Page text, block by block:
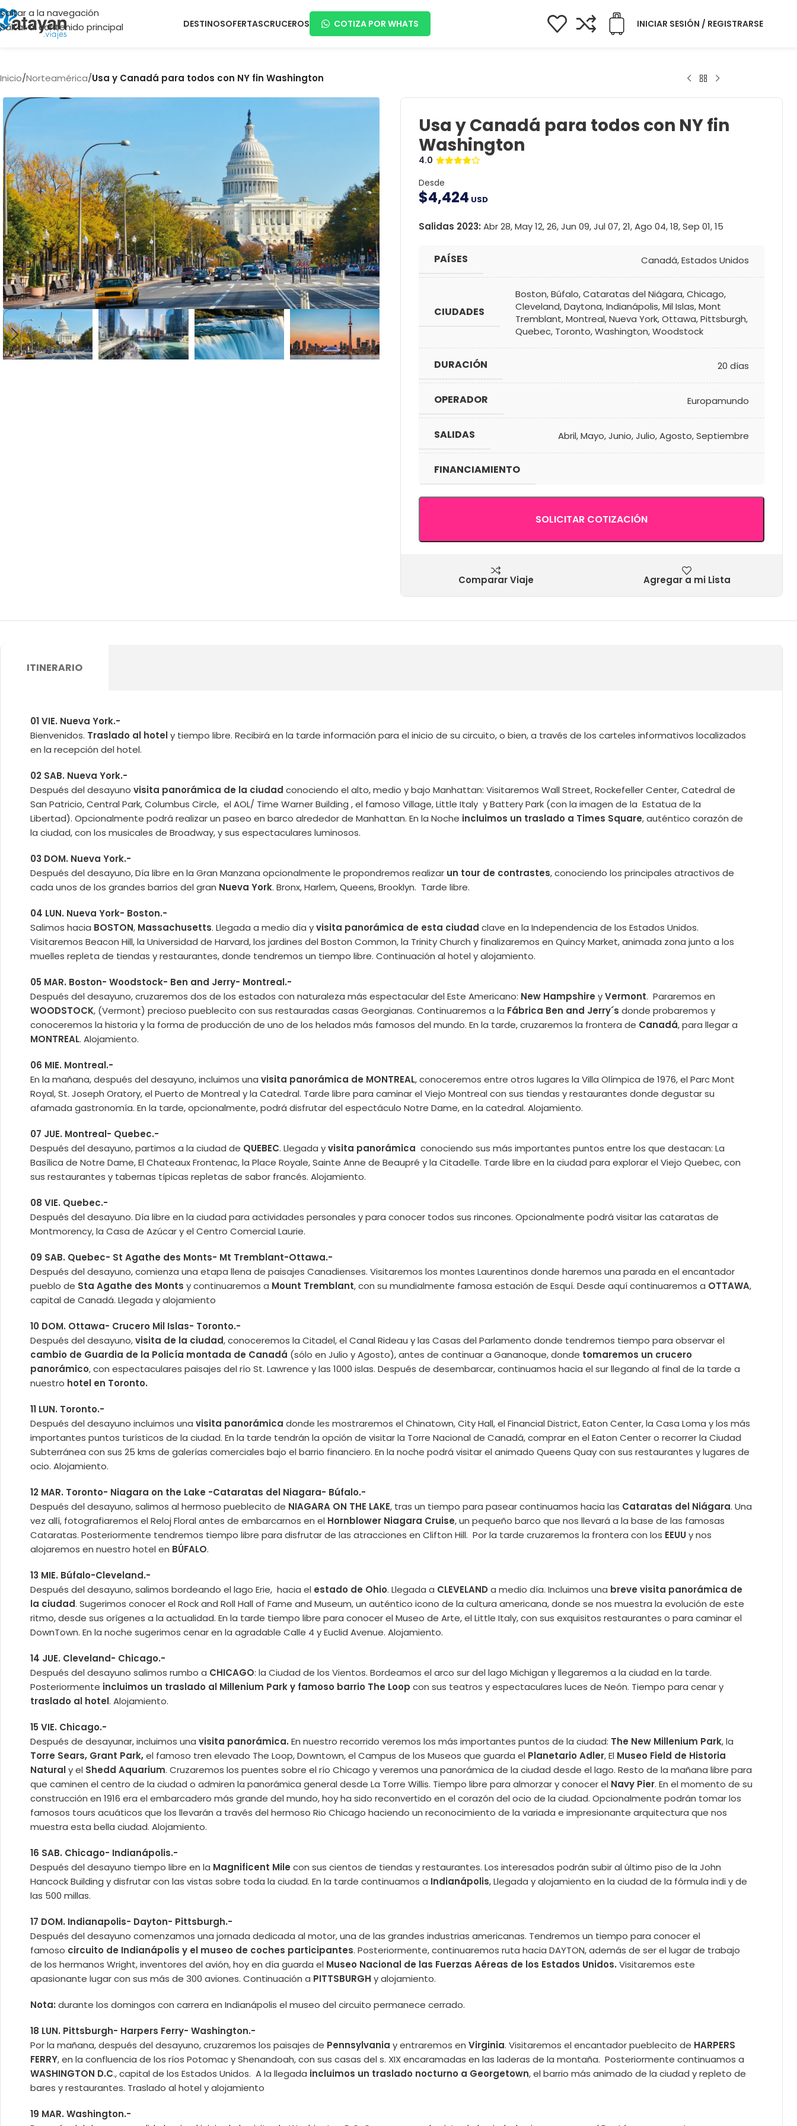
Saltar a la navegación
Saltar al contenido principal
DESTINOSOFERTASCRUCEROS COTIZA POR WHATS INICIAR SESIÓN / REGISTRARSE
Inicio/Norteamérica/Usa y Canadá para todos con NY fin Washington
Usa y Canadá para todos con NY fin
Washington
4.0
Desde
$4,424 USD
Salidas 2023: Abr 28, May 12, 26, Jun 09, Jul 07, 21, Ago 04, 18, Sep 01, 15
PAÍSES Canadá,Estados Unidos
CIUDADES
Boston,Búfalo,Cataratas del Niágara,Chicago,
Cleveland,Daytona,Indianápolis,Mil Islas,Mont
Tremblant,Montreal,Nueva York,Ottawa,Pittsburgh,
Quebec, Toronto,Washington,Woodstock
DURACIÓN 20 días
OPERADOR Europamundo
SALIDAS Abril,Mayo,Junio,Julio,Agosto,Septiembre
FINANCIAMIENTO
SOLICITAR COTIZACIÓN
Comparar Viaje Agregar a mi Lista
ITINERARIO
01 VIE. Nueva York.-
Bienvenidos. Traslado al hotely tiempo libre. Recibirá en la tarde información para el inicio de su circuito, o bien, a través de los carteles informativos localizados
en la recepción del hotel.
02 SAB. Nueva York.-
Después del desayuno visita panorámica de la ciudad conociendo el alto, medio y bajo Manhattan: Visitaremos Wall Street, Rockefeller Center, Catedral de
San Patricio, Central Park, Columbus Circle, el AOL/ Time Warner Building , el famoso Village, Little Italy y Battery Park (con la imagen de la Estatua de la
Libertad). Opcionalmente podrá realizar un paseo en barco alrededor de Manhattan. En la Noche incluimos un traslado a Times Square, auténtico corazón de
la ciudad, con los musicales de Broadway, y sus espectaculares luminosos.
03 DOM. Nueva York.-
Después del desayuno, Día libre en la Gran Manzana opcionalmente le propondremos realizar un tour de contrastes, conociendo los principales atractivos de
cada unos de los grandes barrios del gran Nueva York. Bronx, Harlem, Queens, Brooklyn. Tarde libre.
04 LUN. Nueva York- Boston.-
Salimos hacia BOSTON, Massachusetts. Llegada a medio día yvisita panorámica de esta ciudad clave en la Independencia de los Estados Unidos.
Visitaremos Beacon Hill, la Universidad de Harvard, los jardines del Boston Common, la Trinity Church y finalizaremos en Quincy Market, animada zona junto a los
muelles repleta de tiendas y restaurantes, donde tendremos un tiempo libre. Continuación al hotel y alojamiento.
05 MAR. Boston- Woodstock- Ben and Jerry- Montreal.-
Después del desayuno, cruzaremos dos de los estados con naturaleza más espectacular del Este Americano: New Hampshire yVermont. Pararemos en
WOODSTOCK, (Vermont) precioso pueblecito con sus restauradas casas Georgianas. Continuaremos a la Fábrica Ben and Jerry´s donde probaremos y
conoceremos la historia y la forma de producción de uno de los helados más famosos del mundo. En la tarde, cruzaremos la frontera de Canadá, para llegar a
MONTREAL. Alojamiento.
06 MIE. Montreal.-
En la mañana, después del desayuno, incluimos una visita panorámica de MONTREAL, conoceremos entre otros lugares la Villa Olímpica de 1976, el Parc Mont
Royal, St. Joseph Oratory, el Puerto de Montreal y la Catedral. Tarde libre para caminar el Viejo Montreal con sus tiendas y restaurantes donde degustar su
afamada gastronomía. En la tarde, opcionalmente, podrá disfrutar del espectáculo Notre Dame, en la catedral. Alojamiento.
07 JUE. Montreal- Quebec.-
Después del desayuno, partimos a la ciudad de QUEBEC. Llegada yvisita panorámica conociendo sus más importantes puntos entre los que destacan: La
Basílica de Notre Dame, El Chateaux Frontenac, la Place Royale, Sainte Anne de Beaupré y la Citadelle. Tarde libre en la ciudad para explorar el Viejo Quebec, con
sus restaurantes y tabernas típicas repletas de sabor francés. Alojamiento.
08 VIE. Quebec.-
Después del desayuno. Día libre en la ciudad para actividades personales y para conocer todos sus rincones. Opcionalmente podrá visitar las cataratas de
Montmorency, la Casa de Azúcar y el Centro Comercial Laurie.
09 SAB. Quebec- St Agathe des Monts- Mt Tremblant-Ottawa.-
Después del desayuno, comienza una etapa llena de paisajes Canadienses. Visitaremos los montes Laurentinos donde haremos una parada en el encantador
pueblo de Sta Agathe des Monts y continuaremos a Mount Tremblant, con su mundialmente famosa estación de Esquí. Desde aquí continuaremos a OTTAWA,
capital de Canadá. Llegada y alojamiento
10 DOM. Ottawa- Crucero Mil Islas- Toronto.-
Después del desayuno,visita de la ciudad, conoceremos la Citadel, el Canal Rideau y las Casas del Parlamento donde tendremos tiempo para observar el
cambio de Guardia de la Policía montada de Canadá (sólo en Julio y Agosto), antes de continuar a Gananoque, donde tomaremos un crucero
panorámico, con espectaculares paisajes del río St. Lawrence y las 1000 islas. Después de desembarcar, continuamos hacia el sur llegando al final de la tarde a
nuestro hotel en Toronto.
11 LUN. Toronto.-
Después del desayuno incluimos una visita panorámica donde les mostraremos el Chinatown, City Hall, el Financial District, Eaton Center, la Casa Loma y los más
importantes puntos turísticos de la ciudad. En la tarde tendrán la opción de visitar la Torre Nacional de Canadá, comprar en el Eaton Center o recorrer la Ciudad
Subterránea con sus 25 kms de galerías comerciales bajo el barrio financiero. En la noche podrá visitar el animado Queens Quay con sus restaurantes y lugares de
ocio. Alojamiento.
12 MAR. Toronto- Niagara on the Lake -Cataratas del Niagara- Búfalo.-
Después del desayuno, salimos al hermoso pueblecito de NIAGARA ON THE LAKE, tras un tiempo para pasear continuamos hacia las Cataratas del Niágara. Una
vez allí, fotografiaremos el Reloj Floral antes de embarcarnos en el Hornblower Niagara Cruise, un pequeño barco que nos llevará a la base de las famosas
Cataratas. Posteriormente tendremos tiempo libre para disfrutar de las atracciones en Clifton Hill. Por la tarde cruzaremos la frontera con los EEUUy nos
alojaremos en nuestro hotel en BÚFALO.
13 MIE. Búfalo-Cleveland.-
Después del desayuno, salimos bordeando el lago Erie, hacia el estado de Ohio. Llegada a CLEVELAND a medio día. Incluimos una breve visita panorámica de
la ciudad. Sugerimos conocer el Rock and Roll Hall of Fame and Museum, un auténtico icono de la cultura americana, donde se nos muestra la evolución de este
ritmo, desde sus orígenes a la actualidad. En la tarde tiempo libre para conocer el Museo de Arte, el Little Italy, con sus exquisitos restaurantes o para caminar el
DownTown. En la noche sugerimos cenar en la agradable Calle 4 y Euclid Avenue. Alojamiento.
14 JUE. Cleveland- Chicago.-
Después del desayuno salimos rumbo a CHICAGO: la Ciudad de los Vientos. Bordeamos el arco sur del lago Michigan y llegaremos a la ciudad en la tarde.
Posteriormente incluimos un traslado al Millenium Park y famoso barrio The Loop con sus teatros y espectaculares luces de Neón. Tiempo para cenar y
traslado al hotel. Alojamiento.
15 VIE. Chicago.-
Después de desayunar, incluimos una visita panorámica. En nuestro recorrido veremos los más importantes puntos de la ciudad: The New Millenium Park, la
Torre Sears, Grant Park,el famoso tren elevado The Loop, Downtown, el Campus de los Museos que guarda el Planetario Adler, El Museo Field de Historia
Naturaly el Shedd Aquarium. Cruzaremos los puentes sobre el río Chicago y veremos una panorámica de la ciudad desde el lago. Resto de la mañana libre para
que caminen el centro de la ciudad o admiren la panorámica general desde La Torre Willis. Tiempo libre para almorzar y conocer el Navy Pier. En el momento de su
construcción en 1916 era el embarcadero más grande del mundo, hoy ha sido reconvertido en el corazón del ocio de la ciudad. Opcionalmente podrán tomar los
famosos tours acuáticos que los llevarán a través del hermoso Rio Chicago haciendo un reconocimiento de la variada e impresionante arquitectura que nos
muestra esta bella ciudad. Alojamiento.
16 SAB. Chicago- Indianápolis.-
Después del desayuno tiempo libre en la Magnificent Mile con sus cientos de tiendas y restaurantes. Los interesados podrán subir al último piso de la John
Hancock Building y disfrutar con las vistas sobre toda la ciudad. En la tarde continuamos a Indianápolis, Llegada y alojamiento en la ciudad de la fórmula indi y de
las 500 millas.
17 DOM. Indianapolis- Dayton- Pittsburgh.-
Después del desayuno comenzamos una jornada dedicada al motor, una de las grandes industrias americanas. Tendremos un tiempo para conocer el
famoso circuito de Indianápolis y el museo de coches participantes. Posteriormente, continuaremos ruta hacia DAYTON, además de ser el lugar de trabajo
de los hermanos Wright, inventores del avión, hoy en día guarda el Museo Nacional de las Fuerzas Aéreas de los Estados Unidos. Visitaremos este
apasionante lugar con sus más de 300 aviones. Continuación a PITTSBURGH y alojamiento.
Nota: durante los domingos con carrera en Indianápolis el museo del circuito permanece cerrado.
18 LUN. Pittsburgh- Harpers Ferry- Washington.-
Por la mañana, después del desayuno, cruzaremos los paisajes de Pennsylvania y entraremos en Virginia. Visitaremos el encantador pueblecito de HARPERS
FERRY, en la confluencia de los ríos Potomac y Shenandoah, con sus casas del s. XIX encaramadas en las laderas de la montaña. Posteriormente continuamos a
WASHINGTON D.C., capital de los Estados Unidos. A la llegada incluimos un traslado nocturno a Georgetown, el barrio más animado de la ciudad y repleto de
bares y restaurantes. Traslado al hotel y alojamiento
19 MAR. Washington.-